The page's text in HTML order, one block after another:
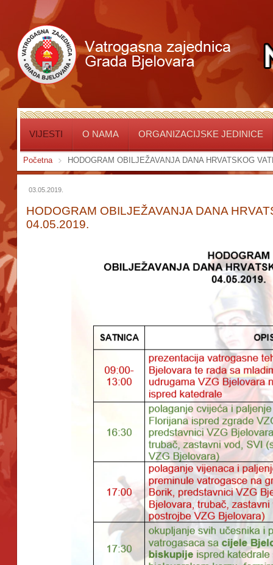
VIJESTI O NAMA ORGANIZACIJSKE JEDINICE
Početna HODOGRAM OBILJEŽAVANJA DANA HRVATSKOG
03.05.2019.
HODOGRAM OBILJEŽAVANJA DANA
04.05.2019.